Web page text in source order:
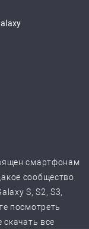
смартфонам
сообщество
S, S2, S3,
посмотреть
все